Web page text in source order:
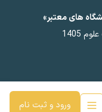
های معتبر»
ورود و ثبت نام